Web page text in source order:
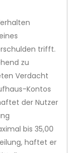
trifft.
zu
Verdacht
Kontos
der Nutzer
bis 35,00
haftet er